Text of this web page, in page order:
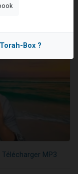
Télécharger MP3
Box ?